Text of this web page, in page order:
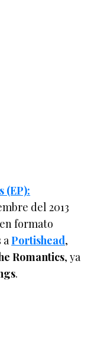
(EP):
del 2013
formato
aPortishead,
Romantics, ya
.